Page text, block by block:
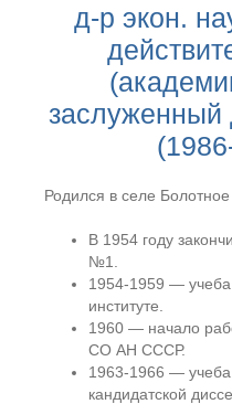
д-р экон.
заслуженный
Родился в селе
В 1954 году
№1.
1954-1959 —
институте.
1960 — начало
СО АН СССР.
1963-1966 — учеба
кандидатской